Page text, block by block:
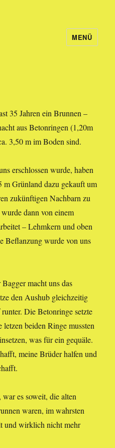
MENÜ
35 Jahren ein Brunnen –
aus Betonringen (1,20m
3,50 m im Boden sind.
erschlossen wurde, haben
Grünland dazu gekauft um
zukünftigen Nachbarn zu
dann von einem
– Lehmkern und oben
Beflanzung wurde von uns
macht uns das
den Aushub gleichzeitig
Die Betonringe setzte
beiden Ringe mussten
was für ein gequäle.
meine Brüder halfen und
es soweit, die alten
waren, im wahrsten
und wirklich nicht mehr